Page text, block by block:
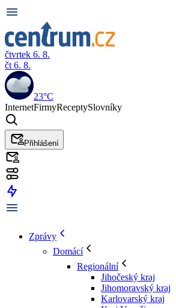
čtvrtek 6. 8.
čt 6. 8.
23°C
InternetFirmyReceptySlovníky
Přihlášení
Zprávy
Domácí
Regionální
Jihočeský kraj
Jihomoravský kraj
Karlovarský kraj